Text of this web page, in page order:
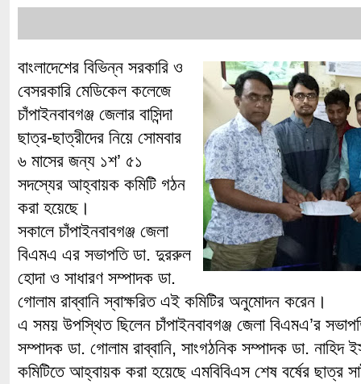
বাংলাদেশের বিভিন্ন সরকারি ও
বেসরকারি মেডিকেল কলেজে
চাঁপাইনবাবগঞ্জ জেলার বাসিন্দা
ছাত্র-ছাত্রীদের নিয়ে সোমবার
৬ মাসের জন্য ১শ’ ৫১
সদস্যের আহ্বায়ক কমিটি গঠন
করা হয়েছে।
সকালে চাঁপাইনবাবগঞ্জ জেলা
বিএমএ এর সভাপতি ডা. দুররুল
হোদা ও সাধারণ সম্পাদক ডা.
গোলাম রাব্বানি স্বাক্ষরিত এই কমিটির অনুমোদন করেন।
এ সময় উপস্থিত ছিলেন চাঁপাইনবাবগঞ্জ জেলা বিএমএ’র
সম্পাদক ডা. গোলাম রাব্বানি, সাংগঠনিক সম্পাদক ডা. নাহিদ
কমিটিতে আহ্বায়ক করা হয়েছে এমবিবিএস শেষ বর্ষের ছাত্র